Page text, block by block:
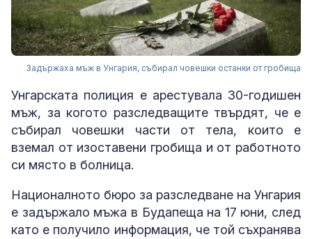
Задържаха мъж в Унгария, събирал човешки останки от гробища
Унгарската полиция е арестувала 30-годишен
мъж, за когото разследващите твърдят, че е
събирал човешки части от тела, които е
вземал от изоставени гробища и от работното
си място в болница.
Националното бюро за разследване на Унгария
е задържало мъжа в Будапеща на 17 юни, след
като е получило информация, че той съхранява